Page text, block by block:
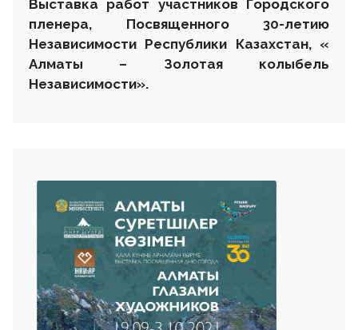
Выставка работ участников Городского
пленера, Посвященного 30-летию
Независимости Республики Казахстан, «
Алматы – Золотая колыбель
Независимости».